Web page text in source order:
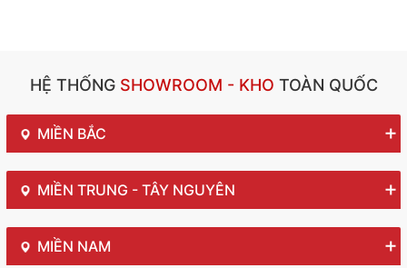
HỆ THỐNGSHOWROOM - KHO TOÀN QUỐC
MIỀN BẮC
MIỀN TRUNG - TÂY NGUYÊN
MIỀN NAM